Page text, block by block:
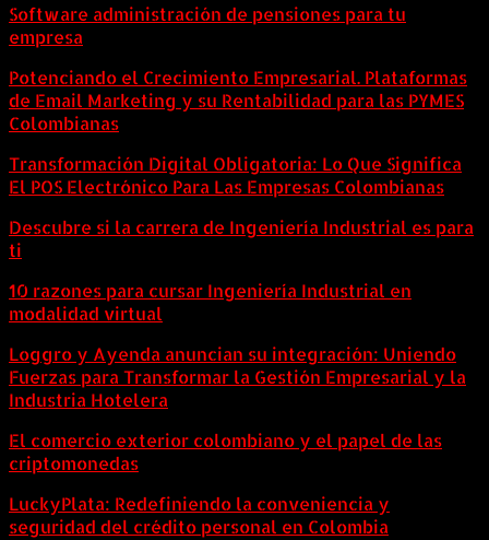
Software administración de pensiones para tu
empresa
Potenciando el Crecimiento Empresarial. Plataformas
de Email Marketing y su Rentabilidad para las PYMES
Colombianas
Transformación Digital Obligatoria: Lo Que Significa
El POS Electrónico Para Las Empresas Colombianas
Descubre si la carrera de Ingeniería Industrial es para
ti
10 razones para cursar Ingeniería Industrial en
modalidad virtual
Loggro y Ayenda anuncian su integración: Uniendo
Fuerzas para Transformar la Gestión Empresarial y la
Industria Hotelera
El comercio exterior colombiano y el papel de las
criptomonedas
LuckyPlata: Redefiniendo la conveniencia y
seguridad del crédito personal en Colombia